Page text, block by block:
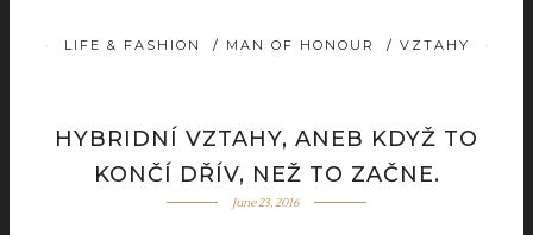
LIFE & FASHION / MAN OF HONOUR / VZTAHY
HYBRIDNÍ VZTAHY, ANEB KDYŽ TO
KONČÍ DŘÍV, NEŽ TO ZAČNE.
June 23, 2016